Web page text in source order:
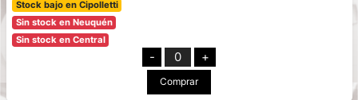
Stock bajo en Cipolletti
Sin stock en Neuquén
Sin stock en Central
- 0 +
Comprar